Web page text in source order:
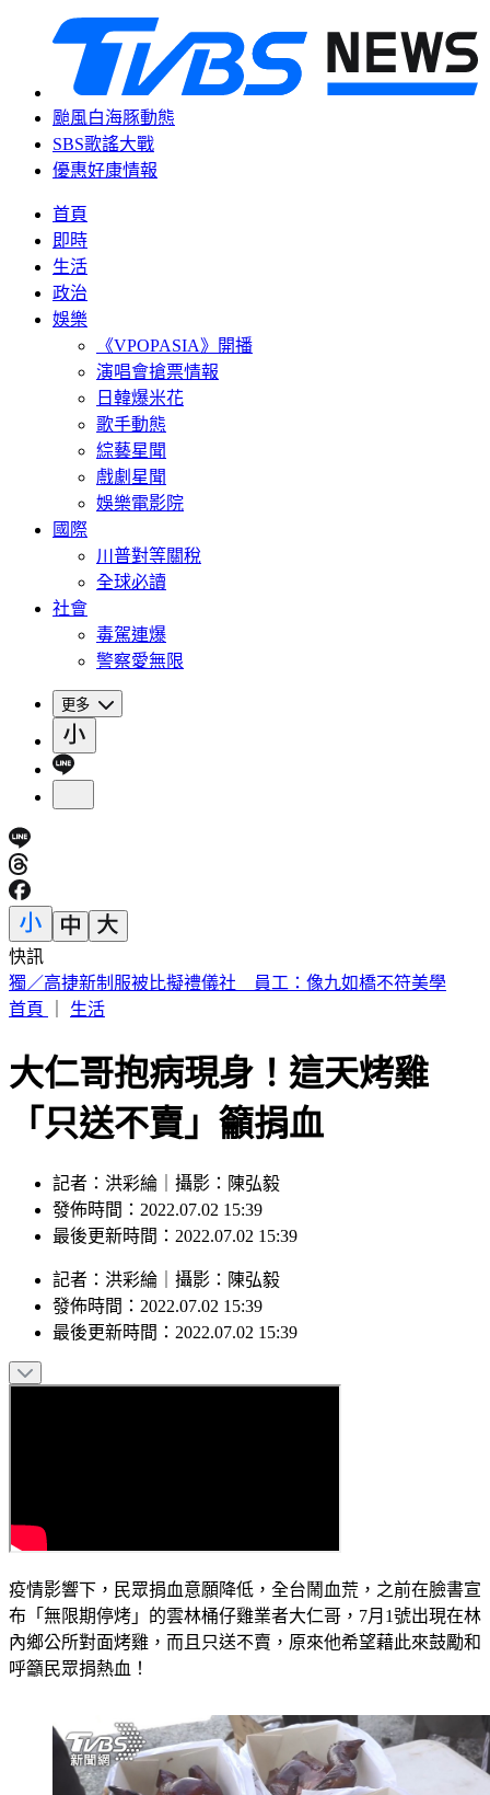
颱風白海豚動態
SBS歌謠大戰
優惠好康情報
首頁
即時
生活
政治
娛樂
《VPOPASIA》開播
演唱會搶票情報
日韓爆米花
歌手動態
綜藝星聞
戲劇星聞
娛樂電影院
國際
川普對等關稅
全球必讀
社會
毒駕連爆
警察愛無限
更多
快訊
喉嚨痛如刀割！一票人狂咳3週「新冠、流感全陰」 醫曝：
這次病毒很毒
大仁哥抱病現身！這天烤雞
「只送不賣」籲捐血
記者：洪彩綸｜攝影：陳弘毅
發佈時間：2022.07.02 15:39
記者：洪彩綸｜攝影：陳弘毅
發佈時間：2022.07.02 15:39
疫情影響下，民眾捐血意願降低，全台鬧血荒，之前在臉書宣
布「無限期停烤」的雲林桶仔雞業者大仁哥，7月1號出現在林
內鄉公所對面烤雞，而且只送不賣，原來他希望藉此來鼓勵和